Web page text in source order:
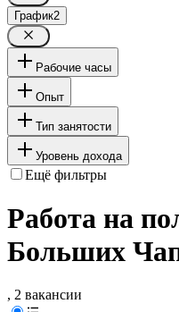
График2
Рабочие часы
Опыт
Тип занятости
Уровень дохода
Ещё фильтры
Работа на
Больших
, 2 вакансии